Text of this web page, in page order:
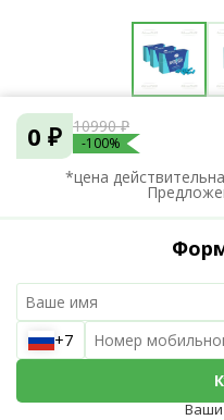
0 ₽ 10990 ₽
-100%
*цена
+7